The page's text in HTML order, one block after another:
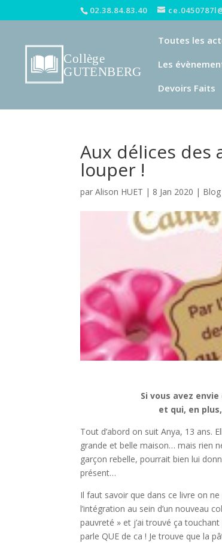
02.38.84.83.40
Toutes les
Les
Devoirs Faits
Aux délices des
louper !
parAlison HUET | 8 Jan 2020 |
Si vous avez
et qui, en
Tout d’abord on suit Anya, 13 ans.
grande et belle maison… mais rien
garçon rebelle, pourrait bien lui
présent…
Il faut savoir que dans ce livre on
l’intégration au sein d’un nouveau
pauvreté » et j’ai trouvé ça
parle QUE de ca ! Je trouve que la